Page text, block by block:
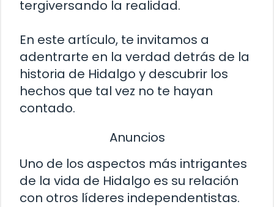
tergiversando la realidad.
En este artículo, te invitamos a
adentrarte en la verdad detrás de la
historia de Hidalgo y descubrir los
hechos que tal vez no te hayan
contado.
Anuncios
Uno de los aspectos más intrigantes
de la vida de Hidalgo es su relación
con otros líderes independentistas.